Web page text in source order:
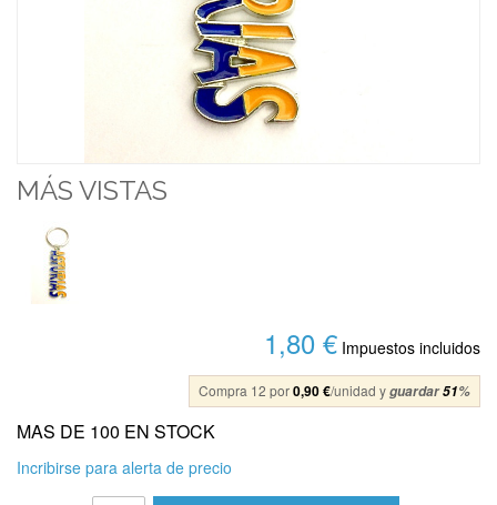
MÁS VISTAS
1,80 € Impuestos incluidos
Compra 12 por0,90 €/unidad yguardar51%
MAS DE 100 EN STOCK
Incribirse para alerta de precio